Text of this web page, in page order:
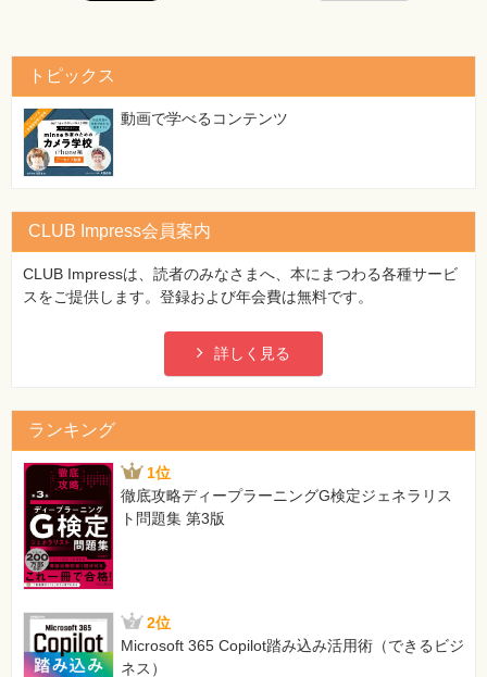
トピックス
動画で学べるコンテンツ
CLUB Impress会員案内
CLUB Impressは、読者のみなさまへ、本にまつわる各種サービ
スをご提供します。登録および年会費は無料です。
詳しく見る
ランキング
1位
徹底攻略ディープラーニングG検定ジェネラリス
ト問題集 第3版
2位
Microsoft 365 Copilot踏み込み活用術（できるビジ
ネス）